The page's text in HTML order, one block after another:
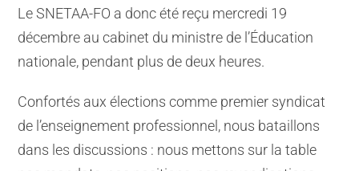
Le SNETAA-FO a donc été reçu mercredi 19
décembre au cabinet du ministre de l’Éducation
nationale, pendant plus de deux heures.
Confortés aux élections comme premier syndicat
de l’enseignement professionnel, nous bataillons
dans les discussions : nous mettons sur la table